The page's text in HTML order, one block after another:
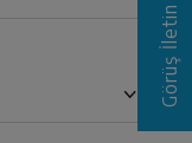
Görüş İletin